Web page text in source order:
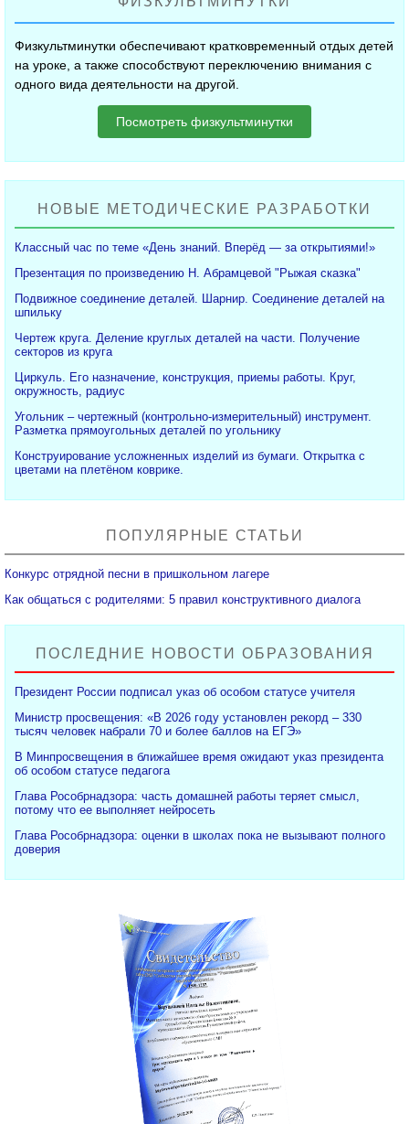
Физкультминутки обеспечивают кратковременный отдых детей
на уроке, а также способствуют переключению внимания с
одного вида деятельности на другой.
Посмотреть физкультминутки
НОВЫЕ МЕТОДИЧЕСКИЕ РАЗРАБОТКИ
Классный час по теме «День знаний. Вперёд — за открытиями!»
Презентация по произведению Н. Абрамцевой "Рыжая сказка"
Подвижное соединение деталей. Шарнир. Соединение деталей на
шпильку
Чертеж круга. Деление круглых деталей на части. Получение
секторов из круга
Циркуль. Его назначение, конструкция, приемы работы. Круг,
окружность, радиус
Угольник – чертежный (контрольно-измерительный) инструмент.
Разметка прямоугольных деталей по угольнику
Конструирование усложненных изделий из бумаги. Открытка с
цветами на плетёном коврике.
ПОПУЛЯРНЫЕ СТАТЬИ
Конкурс отрядной песни в пришкольном лагере
Как общаться с родителями: 5 правил конструктивного диалога
ПОСЛЕДНИЕ НОВОСТИ ОБРАЗОВАНИЯ
Президент России подписал указ об особом статусе учителя
Министр просвещения: «В 2026 году установлен рекорд – 330
тысяч человек набрали 70 и более баллов на ЕГЭ»
В Минпросвещения в ближайшее время ожидают указ президента
об особом статусе педагога
Глава Рособрнадзора: часть домашней работы теряет смысл,
потому что ее выполняет нейросеть
Глава Рособрнадзора: оценки в школах пока не вызывают полного
доверия